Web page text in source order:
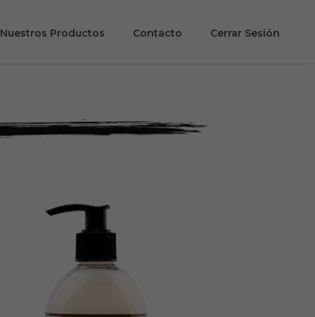
Nuestros Productos Contacto Cerrar Sesión